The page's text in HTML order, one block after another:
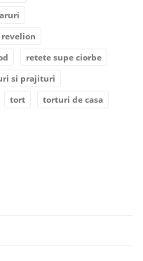
retete supe ciorbe
si prajituri
tort
torturi de casa